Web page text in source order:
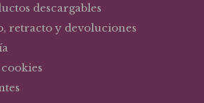
descargables
retracto y devoluciones